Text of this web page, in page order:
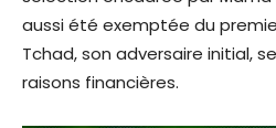
aussi été exemptée du
Tchad, son adversaire initial,
raisons financières.